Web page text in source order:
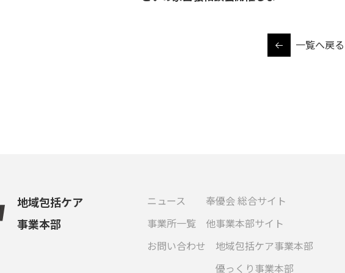
一覧へ戻る
地域包括ケア
事業本部
ニュース
事業所一覧
お問い合わせ
奉優会 総合サイト
他事業本部サイト
地域包括ケア事業本部
優っくり事業本部